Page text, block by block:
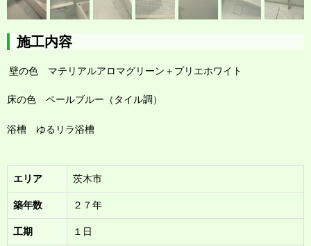
施工内容
壁の色 マテリアルアロマグリーン＋プリエホワイト
床の色 ペールブルー（タイル調）
浴槽 ゆるリラ浴槽
エリア 茨木市
築年数 ２７年
工期 １日